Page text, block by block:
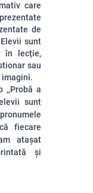
care
de
sunt
în lecție,
sau
imagini.
a
sunt
fiecare
atașat
și